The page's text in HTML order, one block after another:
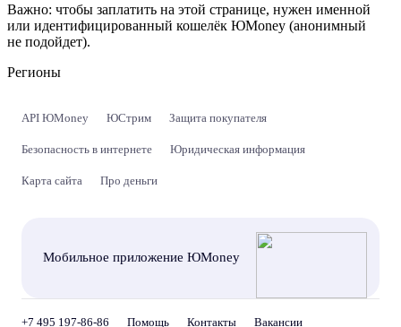
Важно: чтобы заплатить на этой странице, нужен именной
или идентифицированный кошелёк ЮMoney (анонимный
не подойдет).
Регионы
API ЮMoney ЮСтрим Защита покупателя
Безопасность в интернете Юридическая информация
Карта сайта Про деньги
Мобильное приложение ЮMoney
+7 495 197-86-86 Помощь Контакты Вакансии